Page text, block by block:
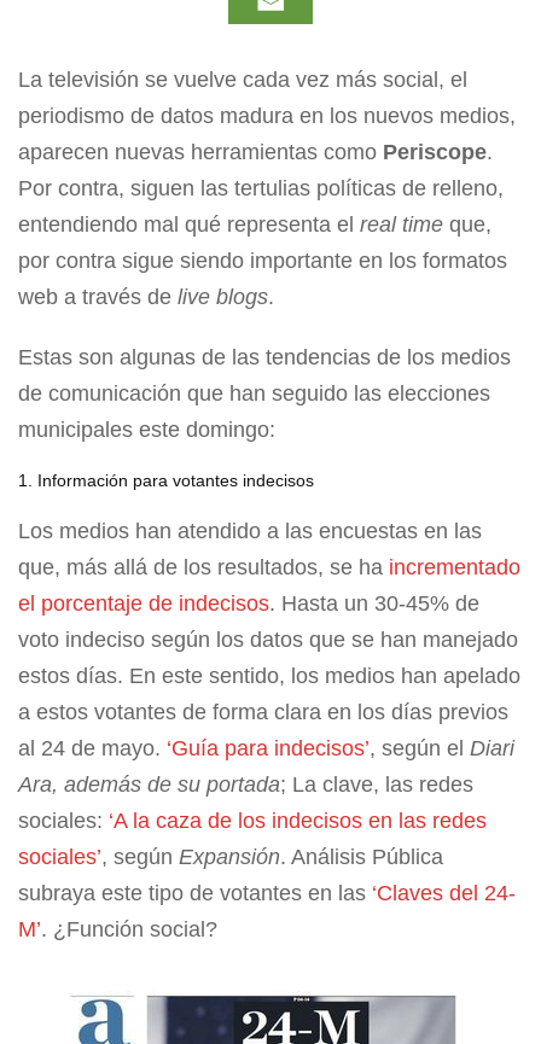
La televisión se vuelve cada vez más social, el
periodismo de datos madura en los nuevos medios,
aparecen nuevas herramientas como Periscope.
Por contra, siguen las tertulias políticas de relleno,
entendiendo mal qué representa el real time que,
por contra sigue siendo importante en los formatos
web a través de live blogs.
Estas son algunas de las tendencias de los medios
de comunicación que han seguido las elecciones
municipales este domingo:
1. Información para votantes indecisos
Los medios han atendido a las encuestas en las
que, más allá de los resultados, se ha incrementado
el porcentaje de indecisos. Hasta un 30-45% de
voto indeciso según los datos que se han manejado
estos días. En este sentido, los medios han apelado
a estos votantes de forma clara en los días previos
al 24 de mayo. ‘Guía para indecisos’, según el Diari
Ara, además de su portada; La clave, las redes
sociales: ‘A la caza de los indecisos en las redes
sociales’, según Expansión. Análisis Pública
subraya este tipo de votantes en las ‘Claves del 24-
M’. ¿Función social?